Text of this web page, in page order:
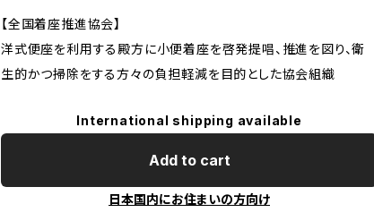
【全国着座推進協会】
洋式便座を利用する殿方に小便着座を啓発提唱、推進を図り、衛
生的かつ掃除をする方々の負担軽減を目的とした協会組織
International shipping available
Add to cart
日本国内にお住まいの方向け